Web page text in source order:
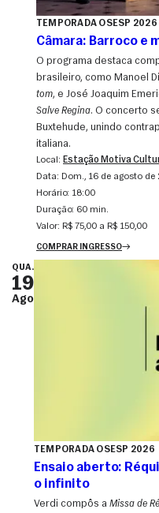
TEMPORADA OSESP 2026
Câmara: Barroco e
O programa destaca
brasileiro, como Manoel
tom, e José Joaquim
Salve Regina. O concerto
Buxtehude, unindo
italiana.
Local: Estação Motiva
Data:
dom., 16 de agosto de
Horário: 18:00
Duração: 60 min.
Valor: R$ 75,00 a R$ 150,00
COMPRAR INGRESSO
QUA.
19
Ago
TEMPORADA OSESP 2026
Ensaio aberto:
o infinito
Verdi compôs a Missa de